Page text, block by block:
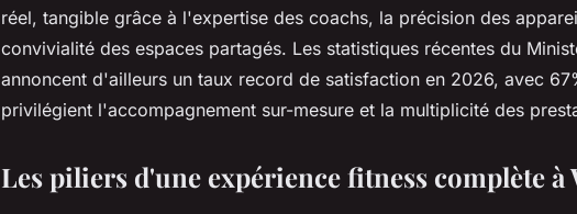
réel, tangible grâce à l'expertise des coachs, la précision des
convivialité des espaces partagés. Les statistiques récentes du
annoncent d'ailleurs un taux record de satisfaction en 2026, avec
privilégient l'accompagnement sur-mesure et la multiplicité des
Les piliers d'une expérience fitness complète à